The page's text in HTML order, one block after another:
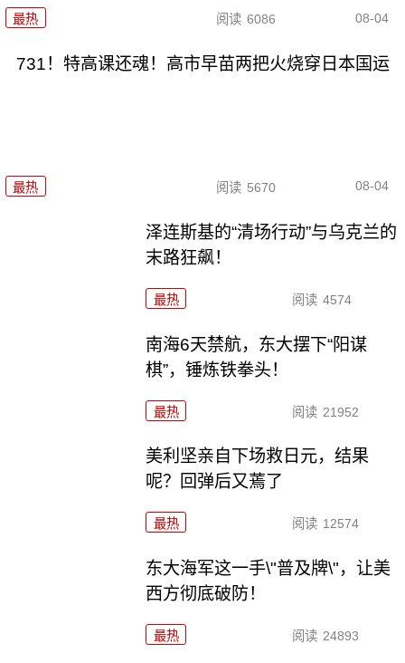
最热 阅读 6086 08-04
731！特高课还魂！高市早苗两把火烧穿日本国运
最热 阅读 5670 08-04
泽连斯基的“清场行动”与乌克兰的
末路狂飙！
最热 阅读 4574
南海6天禁航，东大摆下“阳谋
棋”，锤炼铁拳头！
最热 阅读 21952
美利坚亲自下场救日元，结果
呢？回弹后又蔫了
最热 阅读 12574
东大海军这一手\"普及牌\"，让美
西方彻底破防！
最热 阅读 24893